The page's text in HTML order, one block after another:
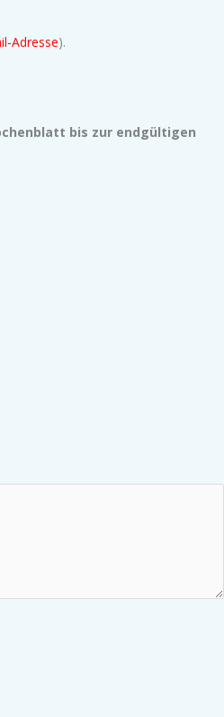
Adresse).
bis zur endgültigen